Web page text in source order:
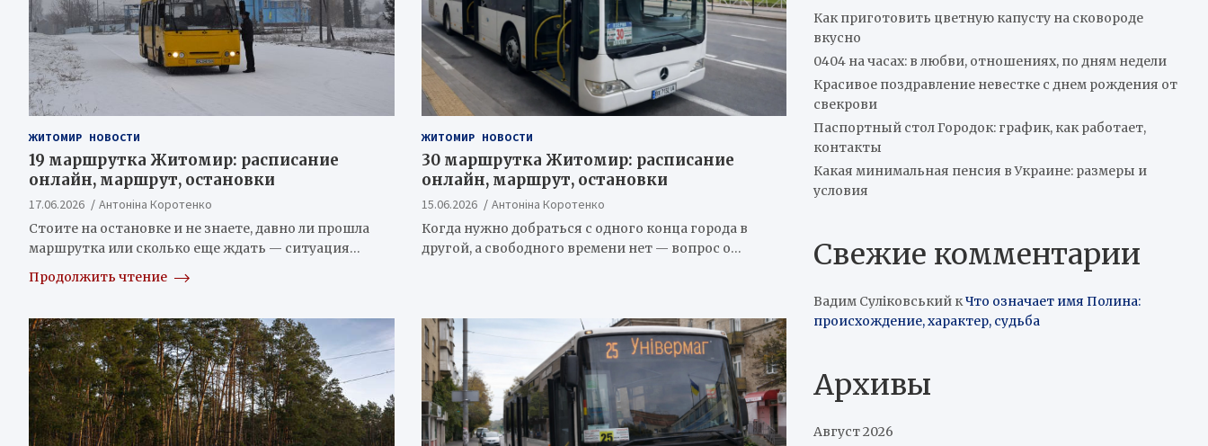
ЖИТОМИР НОВОСТИ
19 маршрутка Житомир: расписание
онлайн, маршрут, остановки
17.06.2026
Антоніна Коротенко
Стоите на остановке и не знаете, давно ли прошла
маршрутка или сколько еще ждать — ситуация…
Продолжить чтение
ЖИТОМИР НОВОСТИ
30 маршрутка Житомир: расписание
онлайн, маршрут, остановки
15.06.2026
Антоніна Коротенко
Когда нужно добраться с одного конца города в
другой, а свободного времени нет — вопрос о…
Как приготовить цветную капусту на сковороде
вкусно
0404 на часах: в любви, отношениях, по дням недели
Красивое поздравление невестке с днем рождения от
свекрови
Паспортный стол Городок: график, как работает,
контакты
Какая минимальная пенсия в Украине: размеры и
условия
Свежие комментарии
Вадим Суліковський кЧто означает имя Полина:
происхождение, характер, судьба
Архивы
Август 2026